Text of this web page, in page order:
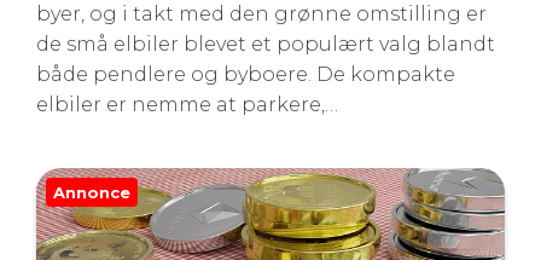
byer, og i takt med den grønne omstilling er
de små elbiler blevet et populært valg blandt
både pendlere og byboere. De kompakte
elbiler er nemme at parkere,…
Annonce